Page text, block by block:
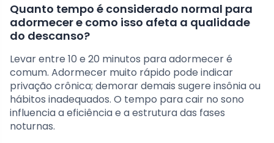
Quanto tempo é considerado normal para
adormecer e como isso afeta a qualidade
do descanso?
Levar entre 10 e 20 minutos para adormecer é
comum. Adormecer muito rápido pode indicar
privação crônica; demorar demais sugere insônia ou
hábitos inadequados. O tempo para cair no sono
influencia a eficiência e a estrutura das fases
noturnas.